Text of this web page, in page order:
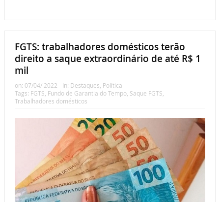
FGTS: trabalhadores domésticos terão
direito a saque extraordinário de até R$ 1
mil
on: 07/04/ 2022 In: Destaques Política
Tags: FGTS Fundo de Garantia do Tempo, Saque FGTS
Trabalhadores domésticos